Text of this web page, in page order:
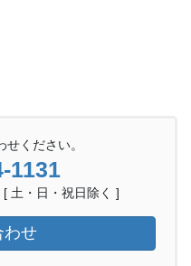
ください。
1131
土・日・祝日除く ]
わせ